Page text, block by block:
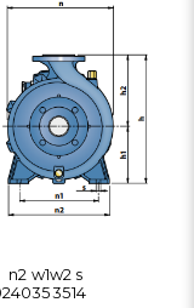
n2 w1w2 s
240353514